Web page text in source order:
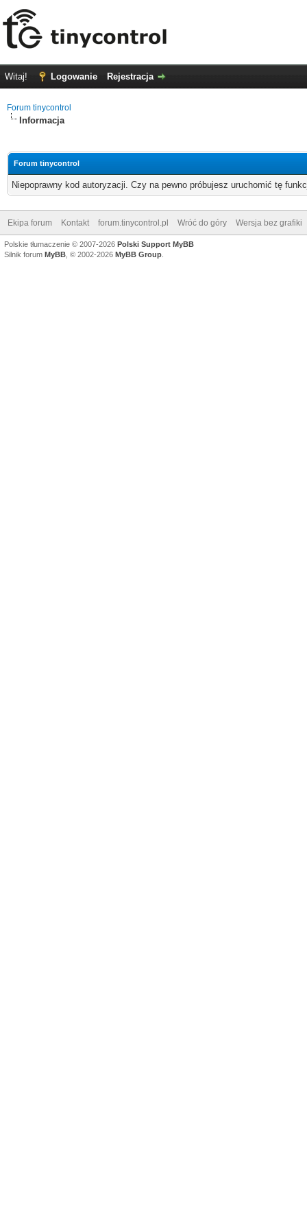
Witaj! Logowanie Rejestracja
Forum tinycontrol
Informacja
Forum tinycontrol
Niepoprawny kod autoryzacji. Czy na pewno próbujesz uruchomić tę
Ekipa forum Kontakt forum.tinycontrol.pl Wróć do góry Wersja bez grafiki
Polskie tłumaczenie © 2007-2026 Polski Support MyBB
Silnik forum MyBB , © 2002-2026 MyBB Group